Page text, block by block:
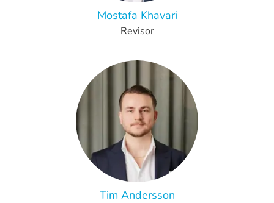
Mostafa Khavari
Revisor
Tim Andersson